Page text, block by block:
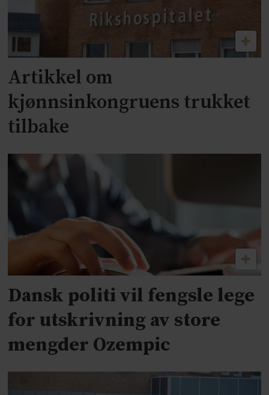
Artikkel om
kjønnsinkongruens trukket
tilbake
Dansk politi vil fengsle lege
for utskrivning av store
mengder Ozempic